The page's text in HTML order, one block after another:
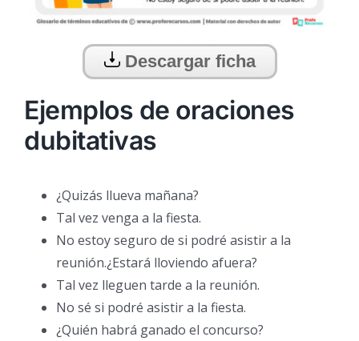
Descargar ficha
Ejemplos de oraciones
dubitativas
¿Quizás llueva mañana?
Tal vez venga a la fiesta.
No estoy seguro de si podré asistir a la
reunión.¿Estará lloviendo afuera?
Tal vez lleguen tarde a la reunión.
No sé si podré asistir a la fiesta.
¿Quién habrá ganado el concurso?